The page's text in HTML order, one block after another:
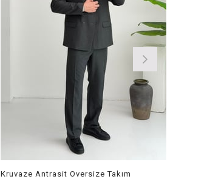
Kruvaze Antrasit Oversize Takım